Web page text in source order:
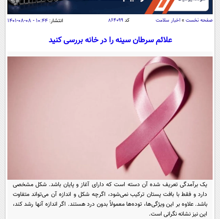
اقتصاد
اقتصادی
جامعه
سفر و تفریح
اخبار کریپتو
باشگاه مغز
مجله تصویری سلاح
ورزش
سیاست
عصر ایران 2
خواندنی ها و دیدنی ها
داستان کوتاه
آموزش زبان
صفحه نخست » اخبار سلامت کد۸۶۴۰۹۹ انتشار: ۱۰:۴۴ - ۰۸-۰۸-۱۴۰۱
علائم سرطان سینه را در خانه بررسی کنید
یک برآمدگی تعریف شده آن دسته است که دارای آغاز و پایان باشد. شکل مشخصی
دارد و فقط با بافت پستان ترکیب نمی‌شود، اگرچه شکل و اندازه آن می‌تواند متفاوت
باشد. علاوه بر این ویژگی‌ها، توده‌ها معمولاً بدون درد هستند. اگر اندازه آنها رشد کند،
این نیز نشانه نگرانی است.